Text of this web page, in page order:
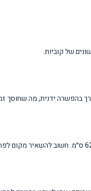
בהפשרה ידנית, מה שחוסך